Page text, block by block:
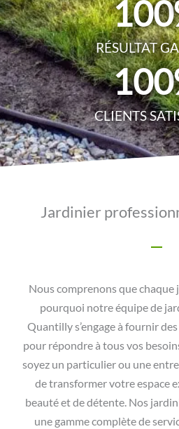
RÉSULTAT
100
CLIENTS
100
Jardinier
Nous comprenons que chaque
pourquoi notre équipe de
Quantilly s’engage à fournir
pour répondre à tous vos
soyez un particulier ou une
de transformer votre espace
beauté et de détente. Nos
une gamme complète de